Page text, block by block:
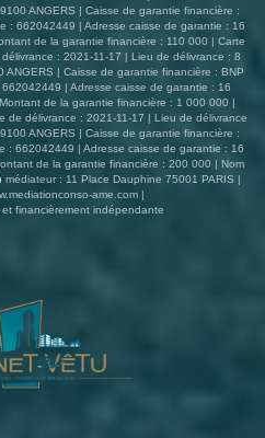
ANGERS | Caisse de garantie financière :
: 662042449 | Adresse caisse de garantie : 16
de la garantie financière : 110 000 | Carte
: 2021-11-17 | Lieu de délivrance : 8
| Caisse de garantie financière : BNP
| Adresse caisse de garantie : 16
de la garantie financière : 1 000 000 |
délivrance : 2021-11-17 | Lieu de délivrance
ANGERS | Caisse de garantie financière :
: 662042449 | Adresse caisse de garantie : 16
de la garantie financière : 200 000 | Nom
: 11 Place Dauphine 75001 PARIS |
ame.com
financièrement indépendante